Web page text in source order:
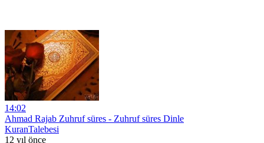
14:02
Ahmad Rajab Zuhruf süres - Zuhruf süres Dinle
KuranTalebesi
12 yıl önce